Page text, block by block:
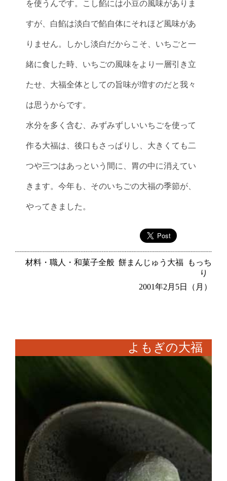
を使うんです。こし餡には小豆の風味がありま
すが、白餡は淡白で餡自体にそれほど風味があ
りません。しかし淡白だからこそ、いちごと一
緒に食した時、いちごの風味をより一層引き立
たせ、大福全体としての旨味が増すのだと我々
は思うからです。
水分を多く含む、みずみずしいいちごを使って
作る大福は、後口もさっぱりし、大きくても二
つや三つはあっという間に、胃の中に消えてい
きます。今年も、そのいちごの大福の季節が、
やってきました。
材料・職人・和菓子全般 餅まんじゅう大福
もっち
り
2001年2月5日（月）
よもぎの大福